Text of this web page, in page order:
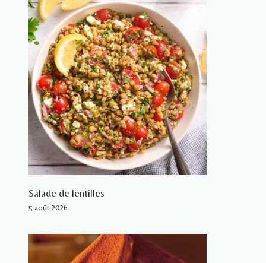
Salade de lentilles
5 août 2026